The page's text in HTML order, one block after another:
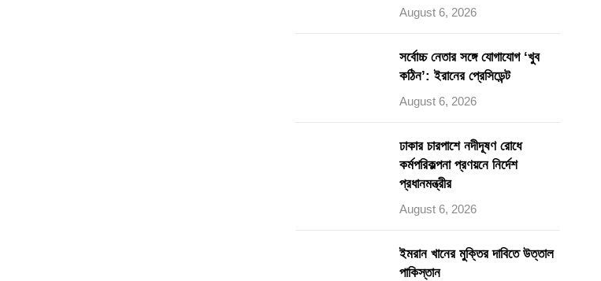
August 6, 2026
সর্বোচ্চ নেতার সঙ্গে যোগাযোগ ‘খুব
কঠিন’: ইরানের প্রেসিডেন্ট
August 6, 2026
ঢাকার চারপাশে নদীদূষণ রোধে
কর্মপরিকল্পনা প্রণয়নে নির্দেশ
প্রধানমন্ত্রীর
August 6, 2026
ইমরান খানের মুক্তির দাবিতে উত্তাল
পাকিস্তান